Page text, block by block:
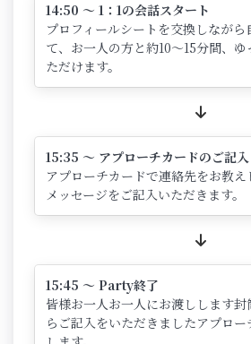
14:50 ～ 1：1の会話スタート
プロフィールシートを交換しながら
て、お一人の方と約10～15分間、
ただけます。
15:35 ～ アプローチカードのご記入
アプローチカードで連絡先をお教
メッセージをご記入いただきます。
15:45 ～ Party終了
皆様お一人お一人にお渡しします
らご記入をいただきましたアプロ